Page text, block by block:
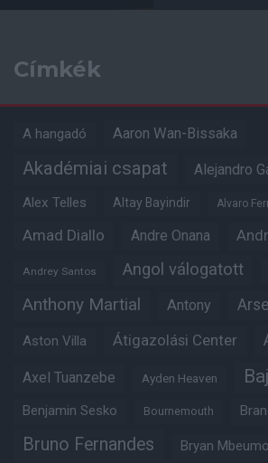
Címkék
A hangadó Aaron Wan-Bissaka
Akadémiai csapat Alejandro
Alex Telles Altay Bayindir Alvaro
Amad Diallo Andre Onana
Andrey Santos Angol válogatott
Anthony Martial Antony
Aston Villa Átigazolási Center
Axel Tuanzebe Ayden Heaven
Benjamin Sesko Bournemouth
Bruno Fernandes Bryan Mbeumo